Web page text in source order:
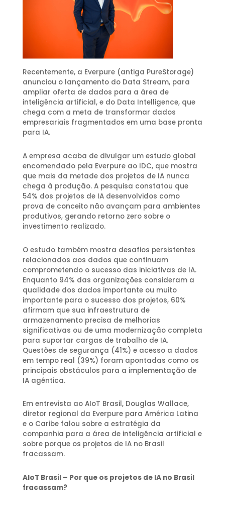
Recentemente, a Everpure (antiga PureStorage)
anunciou o lançamento do Data Stream, para
ampliar oferta de dados para a área de
inteligência artificial, e do Data Intelligence, que
chega com a meta de transformar dados
empresariais fragmentados em uma base pronta
para IA.
A empresa acaba de divulgar um estudo global
encomendado pela Everpure ao IDC, que mostra
que mais da metade dos projetos de IA nunca
chega à produção. A pesquisa constatou que
54% dos projetos de IA desenvolvidos como
prova de conceito não avançam para ambientes
produtivos, gerando retorno zero sobre o
investimento realizado.
O estudo também mostra desafios persistentes
relacionados aos dados que continuam
comprometendo o sucesso das iniciativas de IA.
Enquanto 94% das organizações consideram a
qualidade dos dados importante ou muito
importante para o sucesso dos projetos, 60%
afirmam que sua infraestrutura de
armazenamento precisa de melhorias
significativas ou de uma modernização completa
para suportar cargas de trabalho de IA.
Questões de segurança (41%) e acesso a dados
em tempo real (39%) foram apontadas como os
principais obstáculos para a implementação de
IA agêntica.
Em entrevista ao AIoT Brasil, Douglas Wallace,
diretor regional da Everpure para América Latina
e o Caribe falou sobre a estratégia da
companhia para a área de inteligência artificial e
sobre porque os projetos de IA no Brasil
fracassam.
AIoT Brasil – Por que os projetos de IA no Brasil
fracassam?